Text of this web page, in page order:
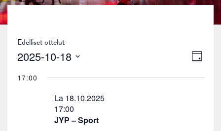
Edelliset ottelut
Päivä
2025-10-18
päivä.
17:00
JYP – Sport
La 18.10.2025
17:00